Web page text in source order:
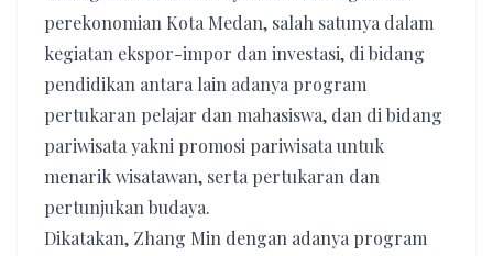
perekonomian Kota Medan, salah satunya dalam
kegiatan ekspor-impor dan investasi, di bidang
pendidikan antara lain adanya program
pertukaran pelajar dan mahasiswa, dan di bidang
pariwisata yakni promosi pariwisata untuk
menarik wisatawan, serta pertukaran dan
pertunjukan budaya.
Dikatakan, Zhang Min dengan adanya program